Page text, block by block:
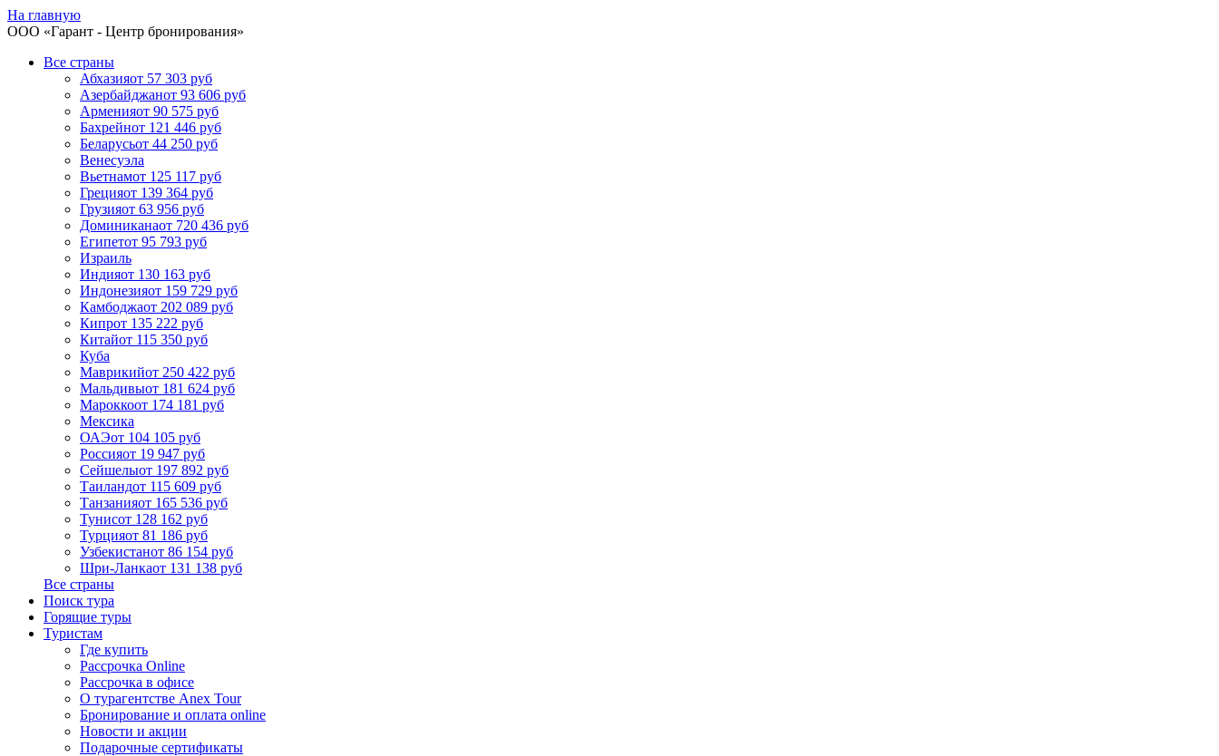
На главную
ООО «Гарант - Центр бронирования»
Все страны
Абхазияот 57 303 руб
Азербайджанот 93 606 руб
Арменияот 90 575 руб
Бахрейнот 121 446 руб
Беларусьот 44 250 руб
Венесуэла
Вьетнамот 125 117 руб
Грецияот 139 364 руб
Грузияот 63 956 руб
Доминиканаот 720 436 руб
Египетот 95 793 руб
Израиль
Индияот 130 163 руб
Индонезияот 159 729 руб
Камбоджаот 202 089 руб
Кипрот 135 222 руб
Китайот 115 350 руб
Куба
Маврикийот 250 422 руб
Мальдивыот 181 624 руб
Мароккоот 174 181 руб
Мексика
ОАЭот 104 105 руб
Россияот 19 947 руб
Сейшелыот 197 892 руб
Таиландот 115 609 руб
Танзанияот 165 536 руб
Тунисот 128 162 руб
Турцияот 81 186 руб
Узбекистанот 86 154 руб
Шри-Ланкаот 131 138 руб
Все страны
Поиск тура
Горящие туры
Туристам
Где купить
Рассрочка Online
Рассрочка в офисе
О турагентстве Anex Tour
Бронирование и оплата online
Новости и акции
Подарочные сертификаты